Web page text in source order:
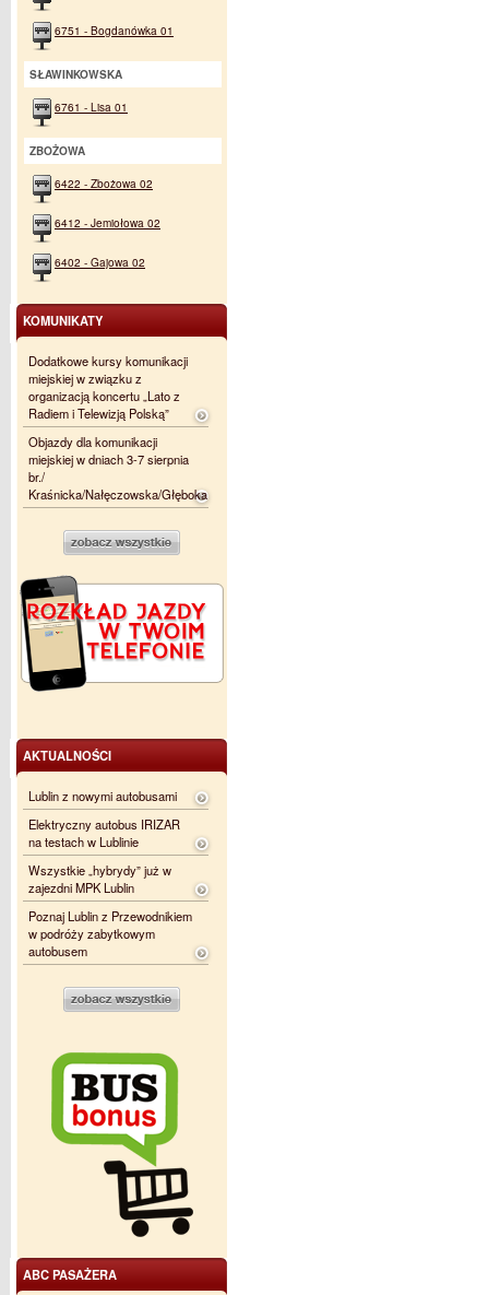
6751 - Bogdanówka 01
SŁAWINKOWSKA
6761 - Lisa 01
ZBOŻOWA
6422 - Zbożowa 02
6412 - Jemiołowa 02
6402 - Gajowa 02
KOMUNIKATY
Dodatkowe kursy komunikacji
miejskiej w związku z
organizacją koncertu „Lato z
Radiem i Telewizją Polską”
Objazdy dla komunikacji
miejskiej w dniach 3-7 sierpnia
br./
Kraśnicka/Nałęczowska/Głęboka
AKTUALNOŚCI
Lublin z nowymi autobusami
Elektryczny autobus IRIZAR
na testach w Lublinie
Wszystkie „hybrydy” już w
zajezdni MPK Lublin
Poznaj Lublin z Przewodnikiem
w podróży zabytkowym
autobusem
ABC PASAŻERA